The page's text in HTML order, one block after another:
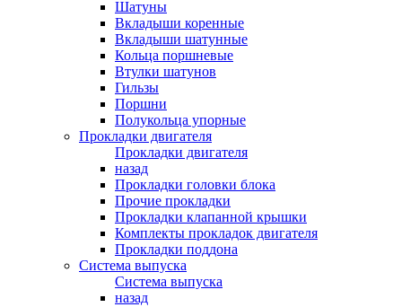
Шатуны
Вкладыши коренные
Вкладыши шатунные
Кольца поршневые
Втулки шатунов
Гильзы
Поршни
Полукольца упорные
Прокладки двигателя
Прокладки двигателя
назад
Прокладки головки блока
Прочие прокладки
Прокладки клапанной крышки
Комплекты прокладок двигателя
Прокладки поддона
Система выпуска
Система выпуска
назад